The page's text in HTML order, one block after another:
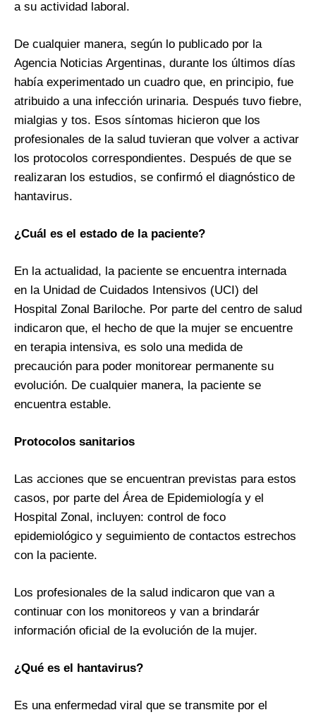
a su actividad laboral.
De cualquier manera, según lo publicado por la
Agencia Noticias Argentinas, durante los últimos días
había experimentado un cuadro que, en principio, fue
atribuido a una infección urinaria. Después tuvo fiebre,
mialgias y tos. Esos síntomas hicieron que los
profesionales de la salud tuvieran que volver a activar
los protocolos correspondientes. Después de que se
realizaran los estudios, se confirmó el diagnóstico de
hantavirus.
¿Cuál es el estado de la paciente?
En la actualidad, la paciente se encuentra internada
en la Unidad de Cuidados Intensivos (UCI) del
Hospital Zonal Bariloche. Por parte del centro de salud
indicaron que, el hecho de que la mujer se encuentre
en terapia intensiva, es solo una medida de
precaución para poder monitorear permanente su
evolución. De cualquier manera, la paciente se
encuentra estable.
Protocolos sanitarios
Las acciones que se encuentran previstas para estos
casos, por parte del Área de Epidemiología y el
Hospital Zonal, incluyen: control de foco
epidemiológico y seguimiento de contactos estrechos
con la paciente.
Los profesionales de la salud indicaron que van a
continuar con los monitoreos y van a brindarár
información oficial de la evolución de la mujer.
¿Qué es el hantavirus?
Es una enfermedad viral que se transmite por el